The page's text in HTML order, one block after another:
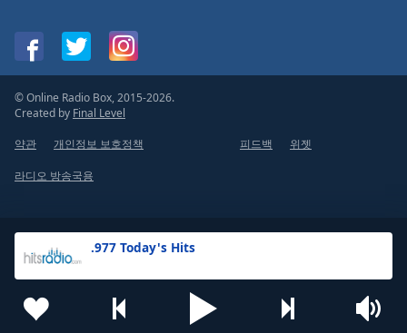
.977 Today's Hits
© Online Radio Box, 2015-2026.
Created by Final Level
약관
개인정보 보호정책 피드백 위젯
라디오 방송국용